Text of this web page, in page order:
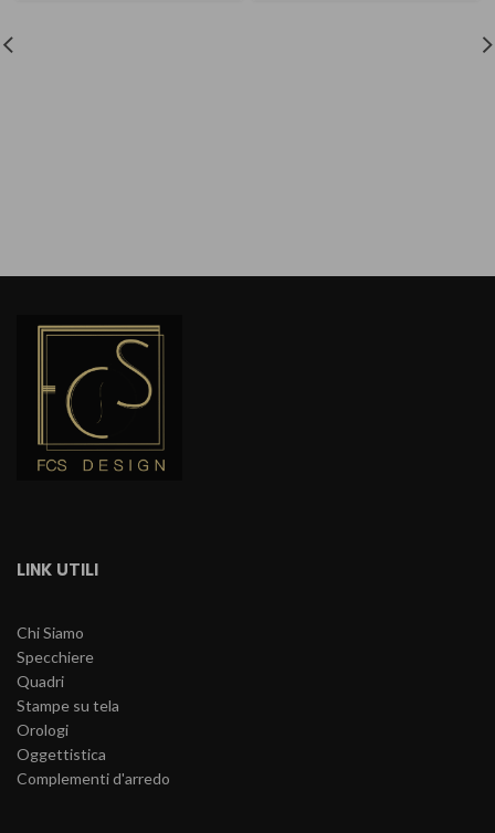
LINK UTILI
Chi Siamo
Specchiere
Quadri
Stampe su tela
Orologi
Oggettistica
Complementi d'arredo